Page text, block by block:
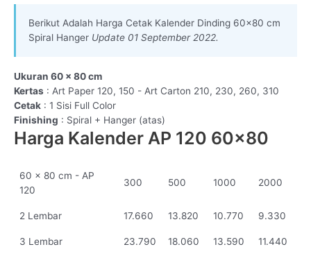
Berikut Adalah Harga Cetak Kalender Dinding 60×80 cm
Spiral Hanger Update 01 September 2022.
Ukuran 60 x 80 cm
Kertas : Art Paper 120, 150 - Art Carton 210, 230, 260, 310
Cetak : 1 Sisi Full Color
Finishing : Spiral + Hanger (atas)
Harga Kalender AP 120 60x80
60 x 80 cm - AP
120
300 500 1000 2000
2 Lembar 17.660 13.820 10.770 9.330
3 Lembar 23.790 18.060 13.590 11.440